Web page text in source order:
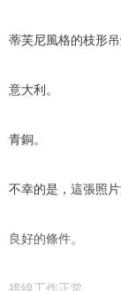
蒂芙尼風格的枝形
意大利。
青銅。
不幸的是，這張照
良好的條件。